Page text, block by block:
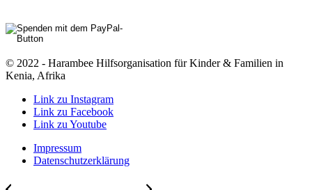
© 2022 - Harambee Hilfsorganisation für Kinder & Familien in
Kenia, Afrika
Link zu Instagram
Link zu Facebook
Link zu Youtube
Impressum
Datenschutzerklärung